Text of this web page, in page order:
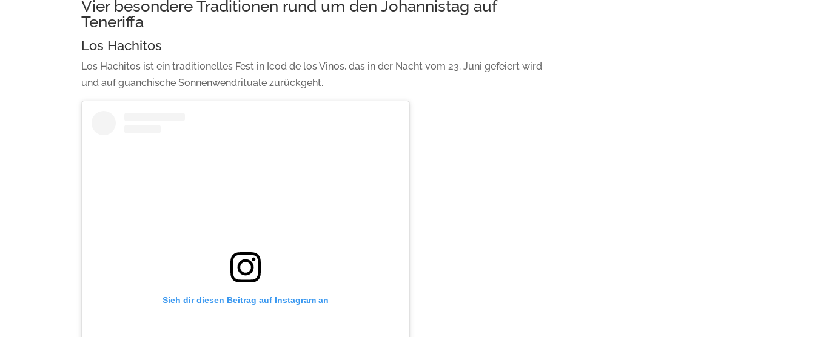
Vier besondere Traditionen rund um den Johannistag auf
Teneriffa
Los Hachitos
Los Hachitos ist ein traditionelles Fest in Icod de los Vinos, das in der Nacht vom 23. Juni gefeiert wird
und auf guanchische Sonnenwendrituale zurückgeht.
Sieh dir diesen Beitrag auf Instagram an